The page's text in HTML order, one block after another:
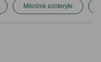
Miłośnik ezoteryki